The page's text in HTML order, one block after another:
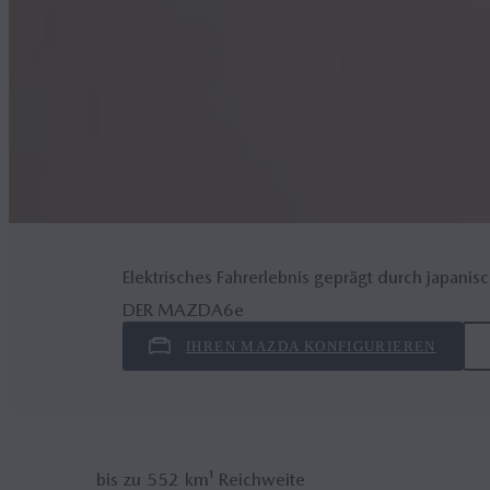
Elektrisches Fahrerlebnis geprägt durch
DER MAZDA6e
IHREN MAZDA KONFIGURIEREN
bis zu 552 km¹ Reichweite